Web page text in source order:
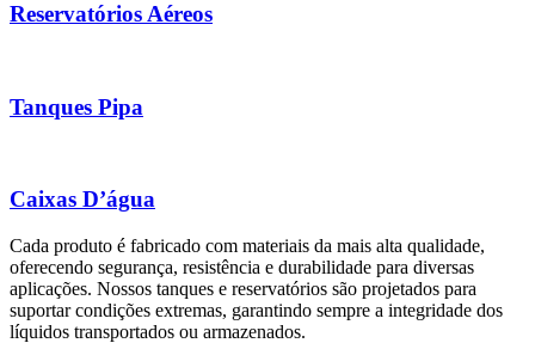
Reservatórios Aéreos
Tanques Pipa
Caixas D’água
Cada produto é fabricado com materiais da mais alta qualidade,
oferecendo segurança, resistência e durabilidade para diversas
aplicações. Nossos tanques e reservatórios são projetados para
suportar condições extremas, garantindo sempre a integridade dos
líquidos transportados ou armazenados.